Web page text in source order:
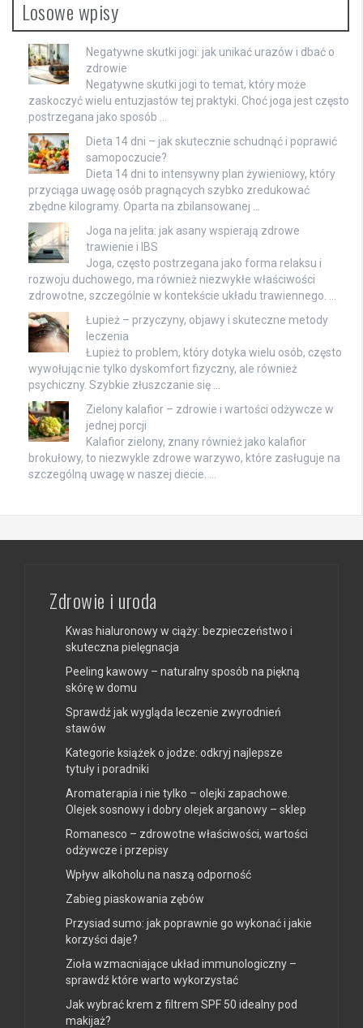
Losowe wpisy
Negatywne skutki jogi: jak unikać urazów i dbać o
zdrowie
Negatywne skutki jogi to temat, który może
zaskoczyć wielu entuzjastów tej praktyki. Choć joga jest często
postrzegana jako sposób …
Dieta 14 dni – jak skutecznie schudnąć i poprawić
samopoczucie?
Dieta 14 dni to intensywny plan żywieniowy, który
przyciąga uwagę osób pragnących szybko zredukować
zbędne kilogramy. Oparta na zbilansowanej …
Joga na jelita: jak asany wspierają zdrowe
trawienie i IBS
Joga, często postrzegana jako forma relaksu i
rozwoju duchowego, ma również niezwykłe właściwości
zdrowotne, szczególnie w kontekście układu trawiennego. …
Łupież – przyczyny, objawy i skuteczne metody
leczenia
Łupież to problem, który dotyka wielu osób, często
wywołując nie tylko dyskomfort fizyczny, ale również
psychiczny. Szybkie złuszczanie się …
Zielony kalafior – zdrowie i wartości odżywcze w
jednej porcji
Kalafior zielony, znany również jako kalafior
brokułowy, to niezwykle zdrowe warzywo, które zasługuje na
szczególną uwagę w naszej diecie. …
Zdrowie i uroda
Kwas hialuronowy w ciąży: bezpieczeństwo i
skuteczna pielęgnacja
Peeling kawowy – naturalny sposób na piękną
skórę w domu
Sprawdź jak wygląda leczenie zwyrodnień
stawów
Kategorie książek o jodze: odkryj najlepsze
tytuły i poradniki
Aromaterapia i nie tylko – olejki zapachowe.
Olejek sosnowy i dobry olejek arganowy – sklep
Romanesco – zdrowotne właściwości, wartości
odżywcze i przepisy
Wpływ alkoholu na naszą odporność
Zabieg piaskowania zębów
Przysiad sumo: jak poprawnie go wykonać i jakie
korzyści daje?
Zioła wzmacniające układ immunologiczny –
sprawdź które warto wykorzystać
Jak wybrać krem z filtrem SPF 50 idealny pod
makijaż?